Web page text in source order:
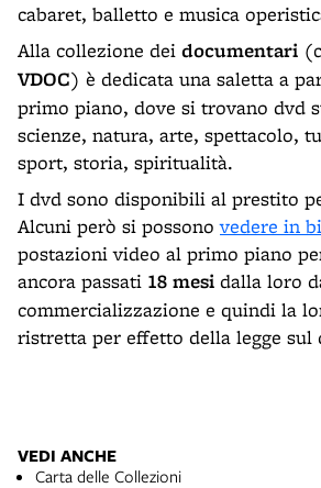
cabaret, balletto e musica
Alla collezione dei documentari
VDOC) è dedicata una saletta a
primo piano, dove si trovano dvd
scienze, natura, arte, spettacolo,
sport, storia, spiritualità.
I dvd sono disponibili al prestito
Alcuni però si possonovedere in
postazioni video al primo piano
ancora passati 18 mesi dalla loro
commercializzazione e quindi la
ristretta per effetto della legge
VEDI ANCHE
Carta delle Collezioni